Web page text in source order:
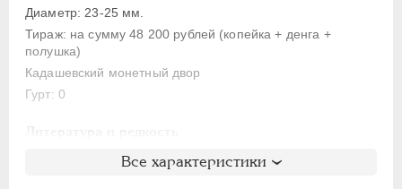
Диаметр: 23-25 мм.
Тираж: на сумму 48 200 рублей (копейка + денга +
полушка)
Кадашевский монетный двор
Гурт: 0
Все характеристики
ЕЛИЗАВЕТА 1741-1762
ПЕТР III 1762-1762
ЕКАТЕРИНА II
1762-1796
ПАВЕЛ I
1855-1881